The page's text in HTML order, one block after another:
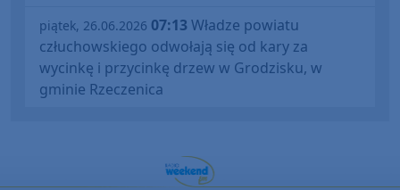
piątek, 26.06.2026 07:13Władze powiatu
człuchowskiego odwołają się od kary za
wycinkę i przycinkę drzew w Grodzisku, w
gminie Rzeczenica